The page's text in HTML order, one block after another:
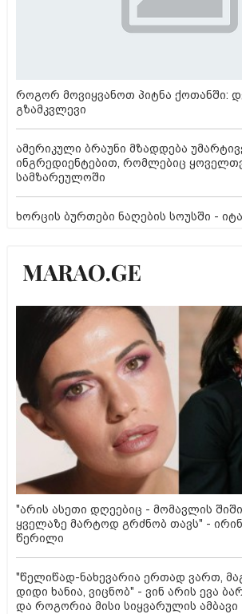
როგორ მოვიყვანოთ პიტნა ქოთანში:
გზამკვლევი
ამერიკული ბრაუნი მზადდება
ინგრედიენტებით, რომლებიც
სამზარეულოში
ხორცის ბურთები ნაღების სოუსში -
"არის ასეთი დღეებიც - მომავლის
ყველაზე მარტოდ გრძნობ თავს" -
წერილი
"წელიწად-ნახევარია ერთად ვართ,
დიდი ხანია, ვიცნობ" - ვინ არის ევა
და როგორია მისი სიყვარულის ამბავი